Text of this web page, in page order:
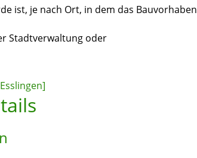
ist, je nach Ort, in dem das
Stadtverwaltung oder